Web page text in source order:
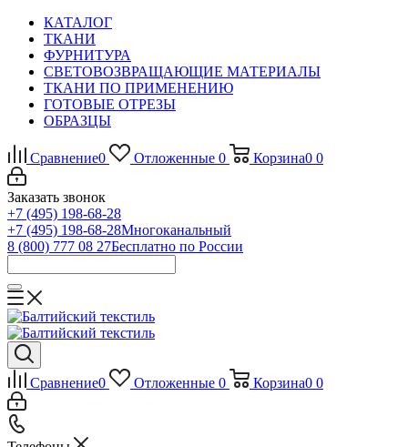
КАТАЛОГ
ТКАНИ
ФУРНИТУРА
СВЕТОВОЗВРАЩАЮЩИЕ МАТЕРИАЛЫ
ТКАНИ ПО ПРИМЕНЕНИЮ
ГОТОВЫЕ ОТРЕЗЫ
ОБРАЗЦЫ
Сравнение0 Отложенные 0 Корзина0 0
Заказать звонок
+7 (495) 198-68-28
+7 (495) 198-68-28Многоканальный
8 (800) 777 08 27Бесплатно по России
Сравнение0 Отложенные 0 Корзина0 0